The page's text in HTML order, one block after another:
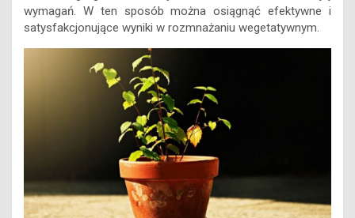
wymagań. W ten sposób można osiągnąć efektywne i
satysfakcjonujące wyniki w rozmnażaniu wegetatywnym.